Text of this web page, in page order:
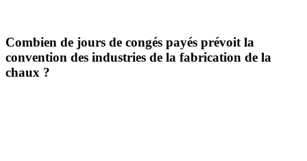
Combien de jours de congés payés prévoit la
convention des industries de la fabrication de la
chaux ?